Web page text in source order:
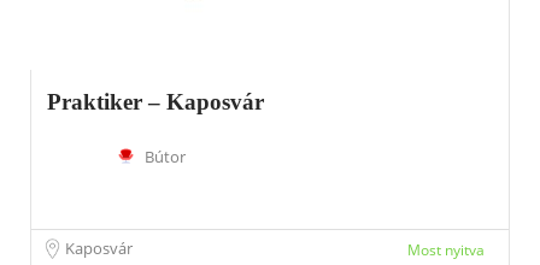
Praktiker – Kaposvár
Bútor
Kaposvár Most nyitva